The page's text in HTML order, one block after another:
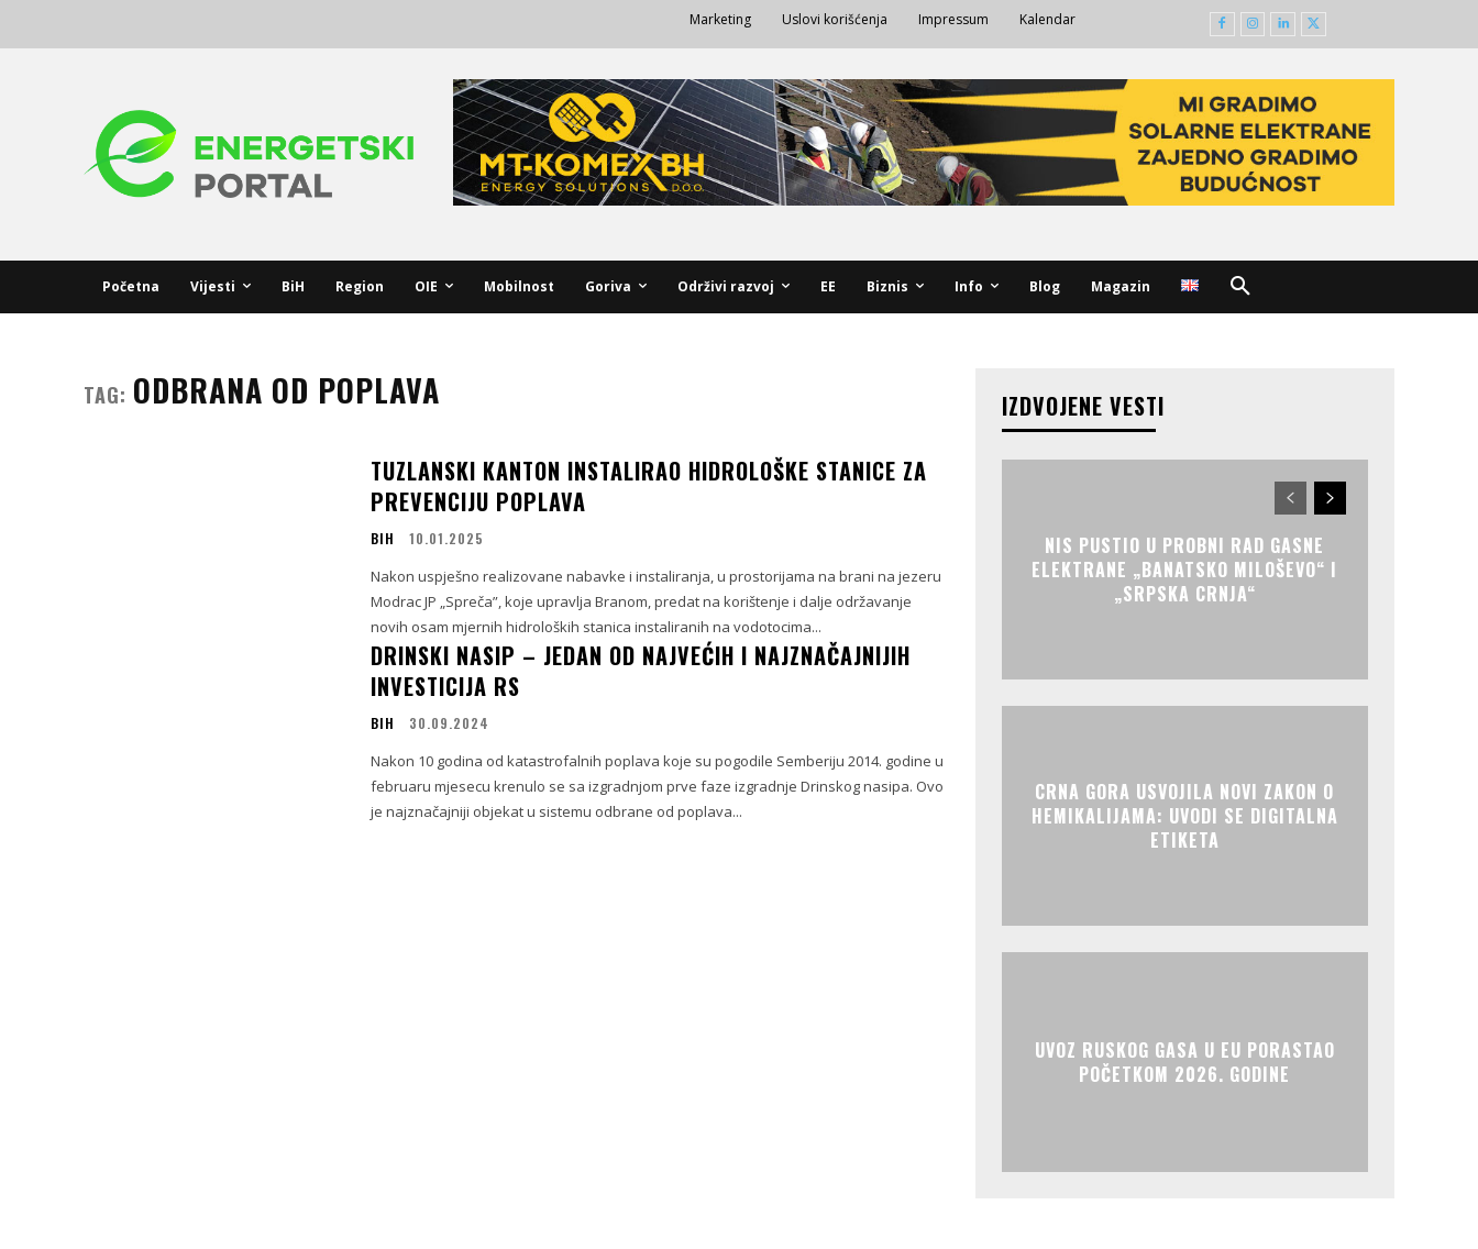
Marketing Uslovi korišćenja Impressum Kalendar
Početna Vijesti BiH Region OIE Mobilnost Goriva Održivi razvoj EE Biznis Info Blog Magazin
TAG: ODBRANA OD POPLAVA
TUZLANSKI KANTON INSTALIRAO HIDROLOŠKE STANICE ZA
PREVENCIJU POPLAVA
BIH 10.01.2025
Nakon uspješno realizovane nabavke i instaliranja, u prostorijama na brani na jezeru
Modrac JP „Spreča”, koje upravlja Branom, predat na korištenje i dalje održavanje
novih osam mjernih hidroloških stanica instaliranih na vodotocima...
DRINSKI NASIP – JEDAN OD NAJVEĆIH I NAJZNAČAJNIJIH
INVESTICIJA RS
BIH 30.09.2024
Nakon 10 godina od katastrofalnih poplava koje su pogodile Semberiju 2014. godine u
februaru mjesecu krenulo se sa izgradnjom prve faze izgradnje Drinskog nasipa. Ovo
je najznačajniji objekat u sistemu odbrane od poplava...
IZDVOJENE VESTI
NIS PUSTIO U PROBNI RAD GASNE
ELEKTRANE „BANATSKO MILOŠEVO“ I
„SRPSKA CRNJA“
CRNA GORA USVOJILA NOVI ZAKON O
HEMIKALIJAMA: UVODI SE DIGITALNA
ETIKETA
UVOZ RUSKOG GASA U EU PORASTAO
POČETKOM 2026. GODINE